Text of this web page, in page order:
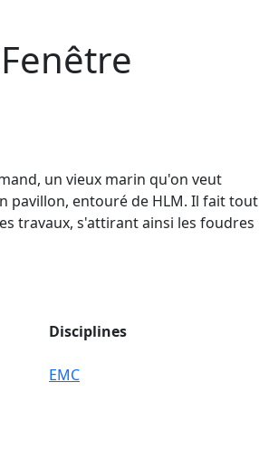
du film
un vieux marin qu'on veut
pavillon, entouré de HLM. Il fait tout
travaux, s'attirant ainsi les foudres
Disciplines
EMC